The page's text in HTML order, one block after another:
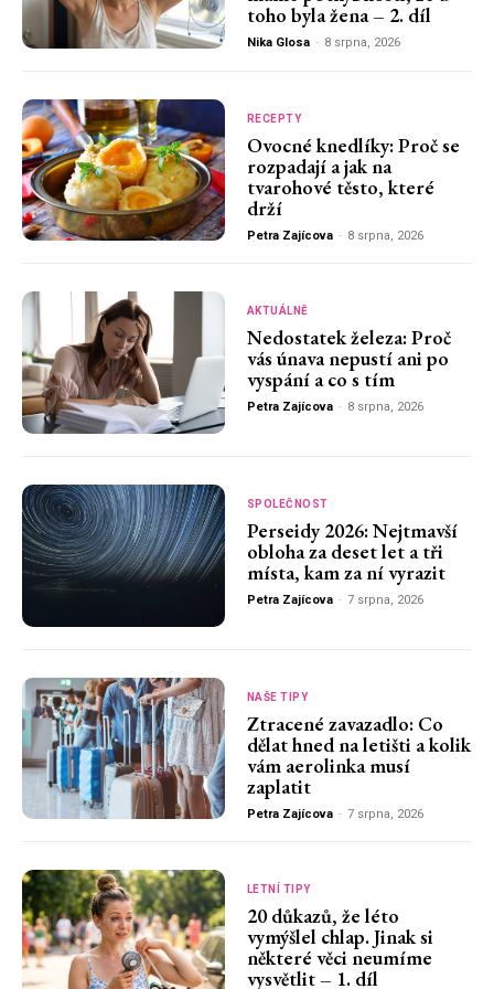
toho byla žena – 2. díl
Nika Glosa - 8 srpna, 2026
RECEPTY
Ovocné knedlíky: Proč se
rozpadají a jak na
tvarohové těsto, které
drží
Petra Zajícova - 8 srpna, 2026
AKTUÁLNĚ
Nedostatek železa: Proč
vás únava nepustí ani po
vyspání a co s tím
Petra Zajícova - 8 srpna, 2026
SPOLEČNOST
Perseidy 2026: Nejtmavší
obloha za deset let a tři
místa, kam za ní vyrazit
Petra Zajícova - 7 srpna, 2026
NAŠE TIPY
Ztracené zavazadlo: Co
dělat hned na letišti a kolik
vám aerolinka musí
zaplatit
Petra Zajícova - 7 srpna, 2026
LETNÍ TIPY
20 důkazů, že léto
vymýšlel chlap. Jinak si
některé věci neumíme
vysvětlit – 1. díl